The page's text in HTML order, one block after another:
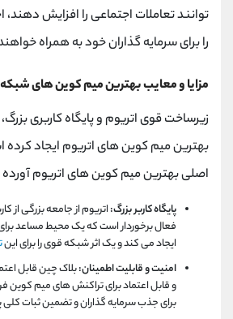
توانند تعاملات اجتماعی را افزایش دهند،
را برای سرمایه گذاران خود به همراه
مزایا و معایب بهترین میم کوین های
زیرساخت قوی اتریوم و پایگاه کاربری
بهترین میم کوین های اتریوم ایجاد کرده
اصلی بهترین میم کوین های اتریوم
پایگاه کاربر بزرگ:اتریوم از جامعه بزرگی از
فعال برخوردار است که یک محیط مساعد
ایجاد می کند و یک اثر شبکه قوی را برای این
امنیت و قابلیت اطمینان:بلاک چین قابل
و قابل اعتماد برای تراکنش ‌های میم کوین
برای جذب سرمایه گذاران و تضمین ثبات